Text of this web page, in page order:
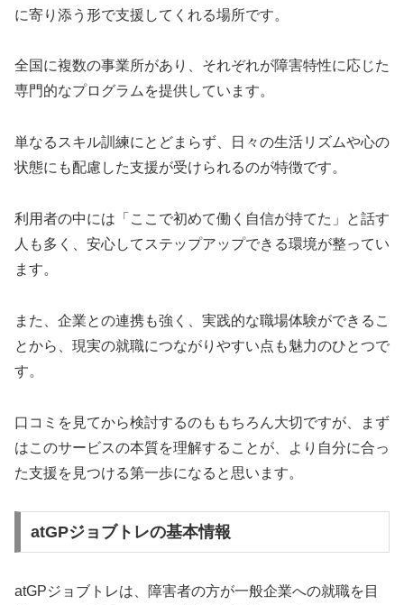
に寄り添う形で支援してくれる場所です。
全国に複数の事業所があり、それぞれが障害特性に応じた
専門的なプログラムを提供しています。
単なるスキル訓練にとどまらず、日々の生活リズムや心の
状態にも配慮した支援が受けられるのが特徴です。
利用者の中には「ここで初めて働く自信が持てた」と話す
人も多く、安心してステップアップできる環境が整ってい
ます。
また、企業との連携も強く、実践的な職場体験ができるこ
とから、現実の就職につながりやすい点も魅力のひとつで
す。
口コミを見てから検討するのももちろん大切ですが、まず
はこのサービスの本質を理解することが、より自分に合っ
た支援を見つける第一歩になると思います。
atGPジョブトレの基本情報
atGPジョブトレは、障害者の方が一般企業への就職を目